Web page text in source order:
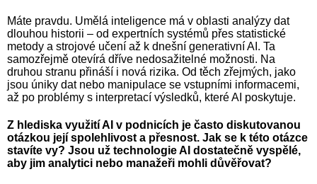
Máte pravdu. Umělá inteligence má v oblasti analýzy dat
dlouhou historii – od expertních systémů přes statistické
metody a strojové učení až k dnešní generativní AI. Ta
samozřejmě otevírá dříve nedosažitelné možnosti. Na
druhou stranu přináší i nová rizika. Od těch zřejmých, jako
jsou úniky dat nebo manipulace se vstupními informacemi,
až po problémy s interpretací výsledků, které AI poskytuje.
Z hlediska využití AI v podnicích je často diskutovanou
otázkou její spolehlivost a přesnost. Jak se k této otázce
stavíte vy? Jsou už technologie AI dostatečně vyspělé,
aby jim analytici nebo manažeři mohli důvěřovat?